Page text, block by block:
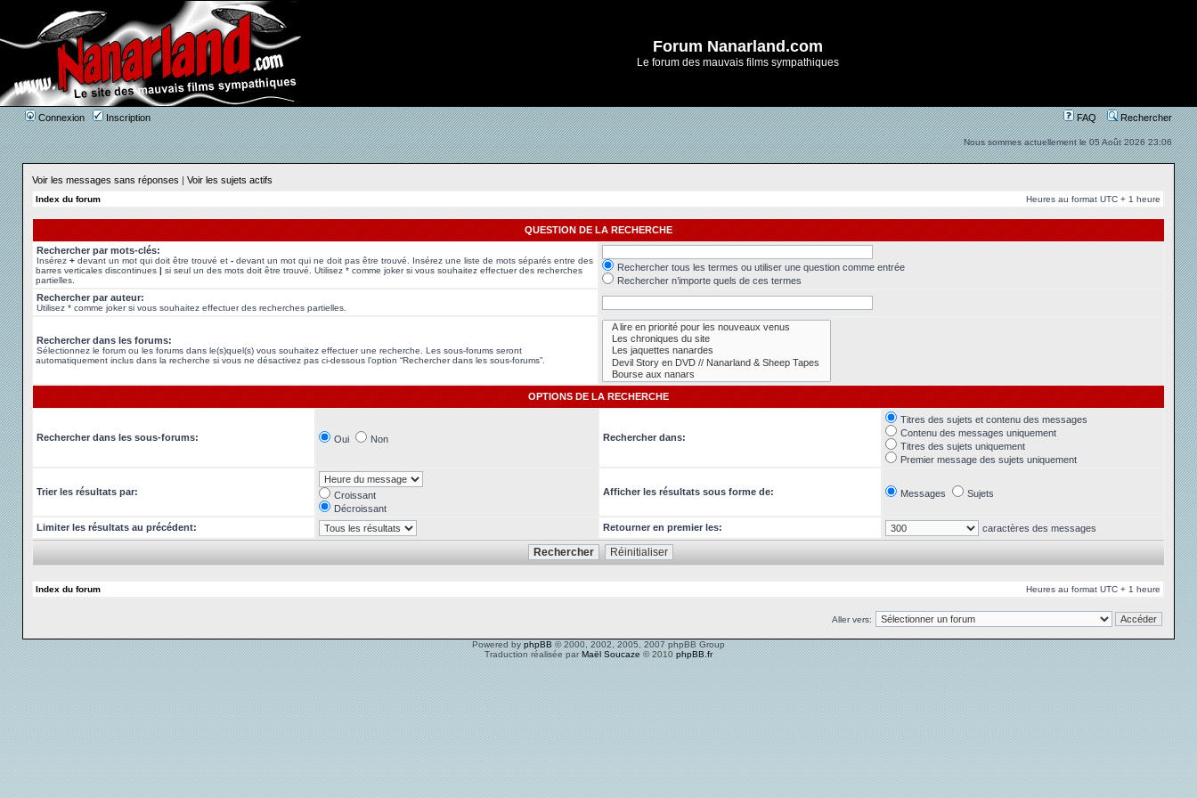
Forum Nanarland.com
Le forum des mauvais films sympathiques
Connexion Inscription FAQ Rechercher
Nous sommes actuellement le 05 Août 2026 23:06
Voir les messages sans réponses | Voir les sujets actifs
Index du forum Heures au format UTC + 1 heure
QUESTION DE LA RECHERCHE
Rechercher par mots-clés:
Insérez + devant un mot qui doit être trouvé et - devant un mot qui ne doit pas être trouvé. Insérez une liste de mots séparés entre des
barres verticales discontinues | si seul un des mots doit être trouvé. Utilisez * comme joker si vous souhaitez effectuer des recherches
partielles.
Rechercher tous les termes ou utiliser une question comme entrée
Rechercher n’importe quels de ces termes
Rechercher par auteur:
Utilisez * comme joker si vous souhaitez effectuer des recherches partielles.
Rechercher dans les forums:
Sélectionnez le forum ou les forums dans le(s)quel(s) vous souhaitez effectuer une recherche. Les sous-forums seront
automatiquement inclus dans la recherche si vous ne désactivez pas ci-dessous l’option “Rechercher dans les sous-forums”.
OPTIONS DE LA RECHERCHE
Rechercher dans les sous-forums: Oui Non Rechercher dans:
Titres des sujets et contenu des messages
Contenu des messages uniquement
Titres des sujets uniquement
Premier message des sujets uniquement
Trier les résultats par:
Croissant
Décroissant
Afficher les résultats sous forme de: Messages Sujets
Limiter les résultats au précédent: Retourner en premier les: caractères des messages
Index du forum Heures au format UTC + 1 heure
Aller vers:
Powered by phpBB © 2000, 2002, 2005, 2007 phpBB Group
Traduction réalisée parMaël Soucaze © 2010 phpBB.fr